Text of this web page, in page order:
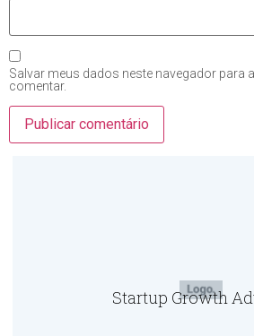
Salvar meus dados neste navegador para
comentar.
Startup Growth